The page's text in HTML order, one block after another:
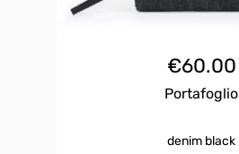
€60.00
Portafoglio
denim black